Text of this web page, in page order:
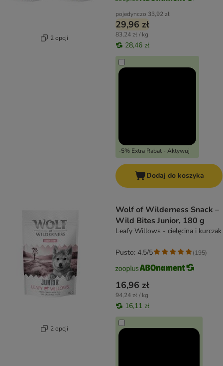
2 opcji
pojedynczo 33,92 zł
29,96 zł
83,24 zł / kg
28,46 zł
-5% Extra Rabat - Aktywuj
Dodaj do koszyka
2 opcji
Wolf of Wilderness Snack –
Wild Bites Junior, 180 g
Leafy Willows - cielęcina i kurczak
16,96 zł
94,24 zł / kg
16,11 zł
Pusto: 4.5/5 (195)